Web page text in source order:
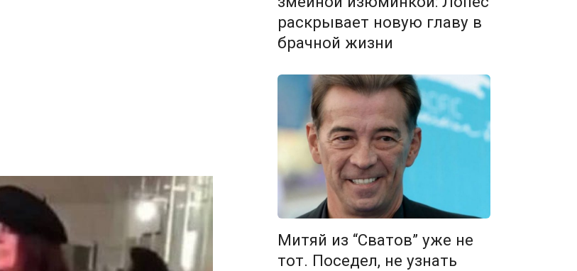
раскрывает новую главу в
брачной жизни
Митяй из “Сватов” уже не
тот. Поседел, не узнать